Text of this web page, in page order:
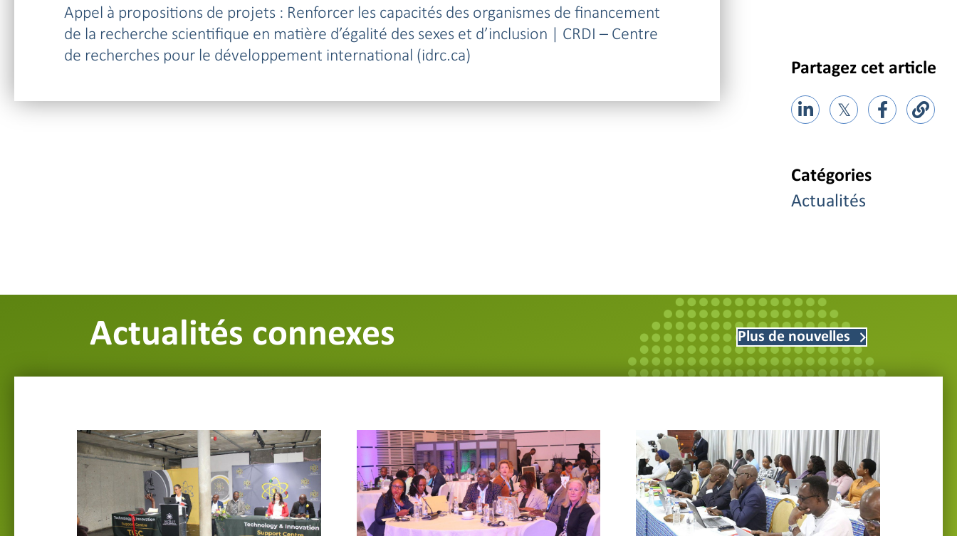
Appel à propositions de projets : Renforcer les capacités des organismes de financement
de la recherche scientifique en matière d’égalité des sexes et d’inclusion | CRDI – Centre
de recherches pour le développement international (idrc.ca)
Partagez cet article
𝕏
Catégories
Actualités
Actualités connexes Plus de nouvelles